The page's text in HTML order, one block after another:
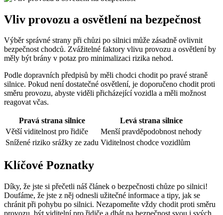
Vliv provozu a osvětlení na bezpečnost
Výběr správné strany při chůzi po silnici může zásadně ovlivnit
bezpečnost chodců. Zvážitelné faktory vlivu provozu a osvětlení by
měly být brány v potaz pro minimalizaci rizika nehod.
Podle dopravních předpisů by měli chodci chodit po pravé straně
silnice. Pokud není dostatečné osvětlení, je doporučeno chodit proti
směru provozu, abyste viděli přicházející vozidla a měli možnost
reagovat včas.
Pravá strana silnice
Levá strana silnice
Větší viditelnost pro řidiče
Menší pravděpodobnost nehody
Snížené riziko srážky ze zadu Viditelnost chodce vozidlům
Klíčové Poznatky
Díky, že jste si přečetli náš článek o bezpečnosti chůze po silnici!
Doufáme, že jste z něj odnesli užitečné informace a tipy, jak se
chránit při pohybu po silnici. Nezapomeňte vždy chodit proti směru